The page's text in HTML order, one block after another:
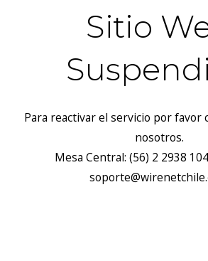
Sitio
Para reactivar el servicio por favor
nosotros.
Mesa Central: (56) 2 2938